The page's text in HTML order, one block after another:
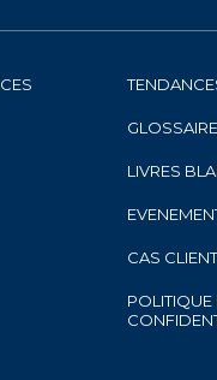
GLOSSAIRE
LIVRES
CAS
POLITIQUE